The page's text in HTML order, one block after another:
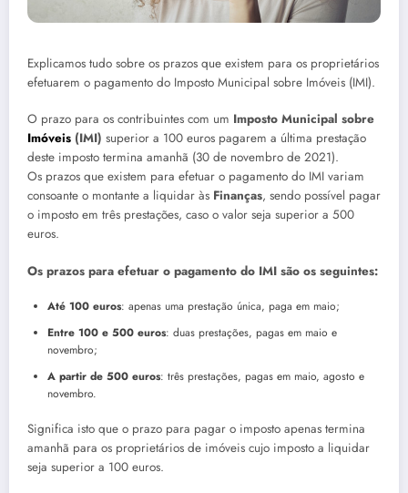
Explicamos tudo sobre os prazos que existem para os proprietários
efetuarem o pagamento do Imposto Municipal sobre Imóveis (IMI).
O prazo para os contribuintes com um Imposto Municipal sobre
Imóveis (IMI) superior a 100 euros pagarem a última prestação
deste imposto termina amanhã (30 de novembro de 2021).
Os prazos que existem para efetuar o pagamento do IMI variam
consoante o montante a liquidar às Finanças, sendo possível pagar
o imposto em três prestações, caso o valor seja superior a 500
euros.
Os prazos para efetuar o pagamento do IMI são os seguintes:
Até 100 euros: apenas uma prestação única, paga em maio;
Entre 100 e 500 euros: duas prestações, pagas em maio e
novembro;
A partir de 500 euros: três prestações, pagas em maio, agosto e
novembro.
Significa isto que o prazo para pagar o imposto apenas termina
amanhã para os proprietários de imóveis cujo imposto a liquidar
seja superior a 100 euros.